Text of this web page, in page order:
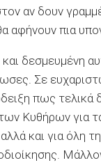
αν δουν
αφήνουν πια
δεσμευμένη
Σε
πως
Κυθήρων για
και για όλη